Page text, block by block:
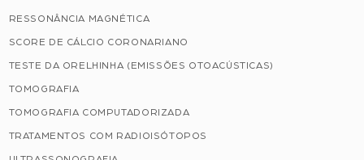
RESSONÂNCIA MAGNÉTICA
SCORE DE CÁLCIO CORONARIANO
TESTE DA ORELHINHA (EMISSÕES OTOACÚSTICAS)
TOMOGRAFIA
TOMOGRAFIA COMPUTADORIZADA
TRATAMENTOS COM RADIOISÓTOPOS